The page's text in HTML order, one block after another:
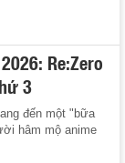
Re:Zero
3
đến một "bữa
hâm mộ anime